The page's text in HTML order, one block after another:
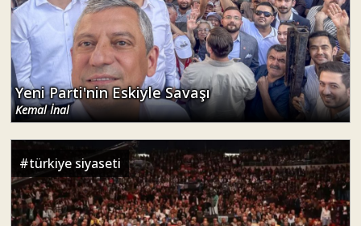
Yeni Parti'nin Eskiyle Savaşı
Kemal İnal
#türkiye siyaseti